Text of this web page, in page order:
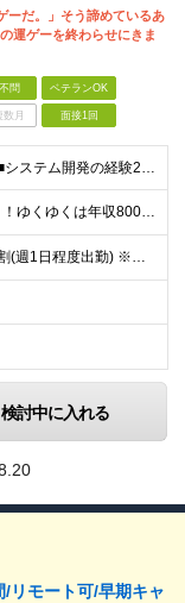
ーだ。」そう諦めているあ
運ゲーを終わらせにきま
問 ベテランOK
月 面接1回
≪20～30代が活躍中！≫ ■システム開発の経験2年以上(言語・上流経験不問) ■学歴不問 ≪こんな方はぜひご応募ください≫ ◎上流工程にチャレンジしたい方 ◎Web案件に挑戦したい方 ◎最先端案件
【前職給与アップ保証あり！ゆくゆくは年収800万以上も可能】 ■月給45万円～＋インセンティブ 入社後、年収が300万円と大幅にアップした事例もございます！ 前職と同等かそれ以上の給与を支給していま
★リモートワーク導入率9割(週1日程度出勤) ※出社が伴う場合は東京23区・横浜を中心としたクライアント先になります。 ※配属先は希望を考慮します。 【本社】 東京都千代田区神田須田町1-3-33
検討中に入れる
リモート可/早期キャ